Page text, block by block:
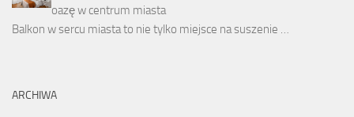
oazę w centrum miasta
Balkon w sercu miasta to nie tylko miejsce na suszenie …
ARCHIWA